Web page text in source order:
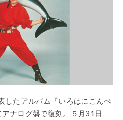
したアルバム『いろはにこんぺ
ナログ盤で復刻。５月 31 日